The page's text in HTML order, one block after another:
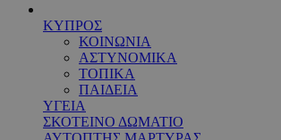
ΚΥΠΡΟΣ
ΚΟΙΝΩΝΙΑ
ΑΣΤΥΝΟΜΙΚΑ
ΤΟΠΙΚΑ
ΠΑΙΔΕΙΑ
ΥΓΕΙΑ
ΣΚΟΤΕΙΝΟ ΔΩΜΑΤΙΟ